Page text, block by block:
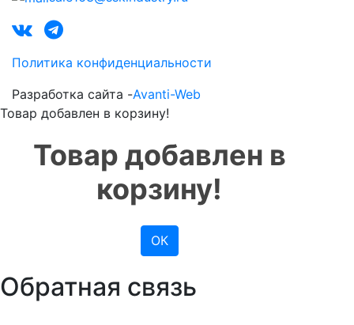
Политика конфиденциальности
Разработка сайта -Avanti-Web
Товар добавлен в корзину!
Товар добавлен в
корзину!
ОК
Обратная связь